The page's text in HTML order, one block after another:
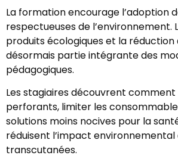
La formation encourage l’adoption
respectueuses de l’environnement.
produits écologiques et la
désormais partie intégrante des
pédagogiques.
Les stagiaires découvrent
perforants, limiter les
solutions moins nocives pour la
réduisent l’impact
transcutanées.